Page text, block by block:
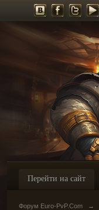
Перейти на сайт
Форум Euro-PvP.Com →